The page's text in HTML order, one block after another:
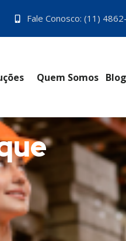
Fale Conosco: (11)
Quem Somos Blog